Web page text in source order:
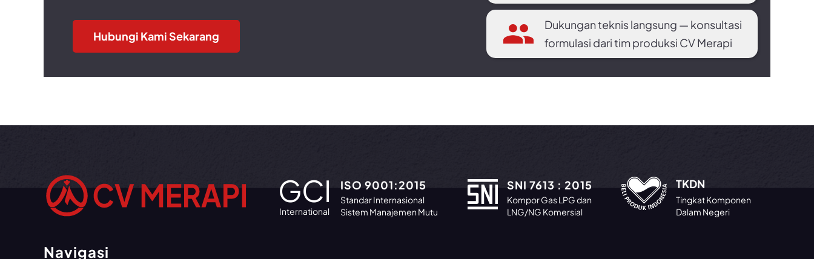
Hubungi Kami Sekarang
Dukungan teknis langsung — konsultasi
formulasi dari tim produksi CV Merapi
GCI
International
ISO 9001:2015
Standar Internasional
Sistem Manajemen Mutu
SNI 7613 : 2015
Kompor Gas LPG dan
LNG/NG Komersial
TKDN
Tingkat Komponen
Dalam Negeri
Navigasi